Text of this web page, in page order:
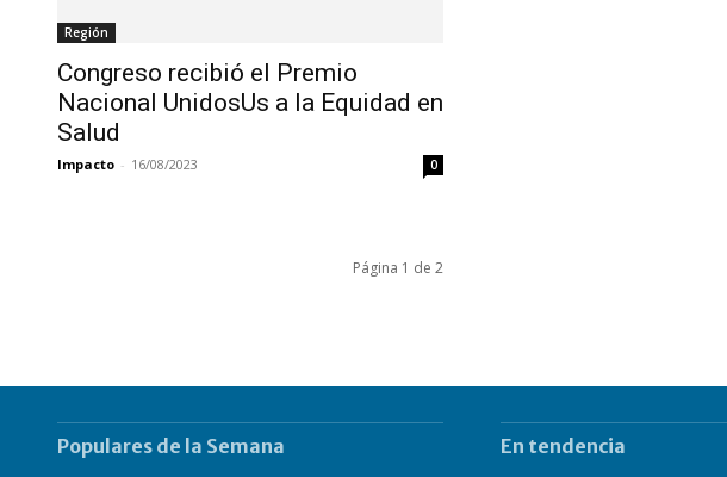
Región
Congreso recibió el Premio
Nacional UnidosUs a la Equidad en
Salud
Impacto - 16/08/2023 0
Página 1 de 2
Populares de la Semana En tendencia